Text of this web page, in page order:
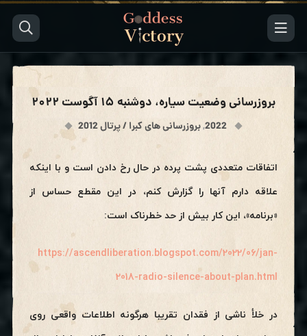
بروزرسانی وضعیت سیاره، دوشنبه ۱۵ آگوست ۲۰۲۲
2022
,بروزرسانی های کبرا / پرتال 2012
اتفاقات متعددی پشت پرده در حال رخ دادن است و با اینکه
علاقه دارم آنها را گزارش کنم، در این مقطع حساس از
«برنامه»، این کار بیش از حد خطرناک است:
https://ascendliberation.blogspot.com/2022/06/jan-
2018-radio-silence-about-plan.html
در خلأ ناشی از فقدان تقریبا هرگونه اطلاعات واقعی روی